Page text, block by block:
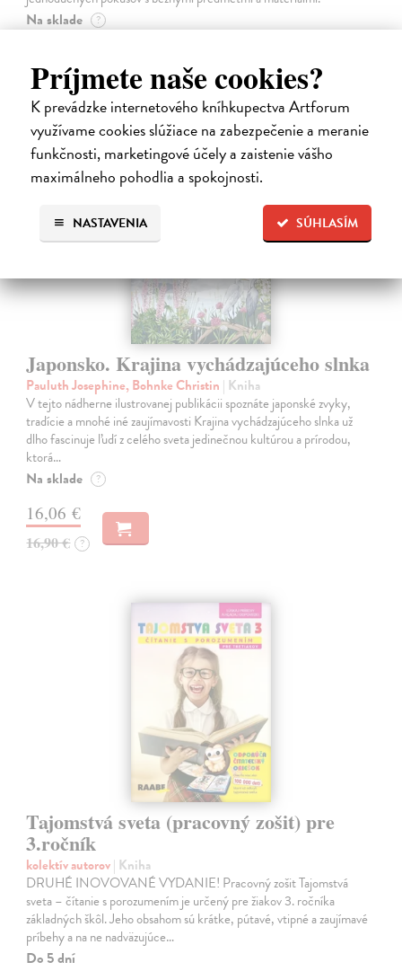
Príjmete naše cookies?
K prevádzke internetového kníhkupectva Artforum
využívame cookies slúžiace na zabezpečenie a meranie
funkčnosti, marketingové účely a zaistenie vášho
maximálneho pohodlia a spokojnosti.
SÚHLASÍM
NASTAVENIA
Na sklade ?
14,95 € ?
Japonsko. Krajina vychádzajúceho slnka
Pauluth Josephine, Bohnke Christin | Kniha
V tejto nádherne ilustrovanej publikácii spoznáte japonské zvyky,
tradície a mnohé iné zaujímavosti Krajina vychádzajúceho slnka už
dlho fascinuje ľudí z celého sveta jedinečnou kultúrou a prírodou,
ktorá…
Na sklade ?
16,06 €
16,90 € ?
Tajomstvá sveta (pracovný zošit) pre
3.ročník
kolektív autorov| Kniha
DRUHÉ INOVOVANÉ VYDANIE! Pracovný zošit Tajomstvá
sveta – čítanie s porozumením je určený pre žiakov 3. ročníka
základných škôl. Jeho obsahom sú krátke, pútavé, vtipné a zaujímavé
príbehy a na ne nadväzujúce…
Do 5 dní